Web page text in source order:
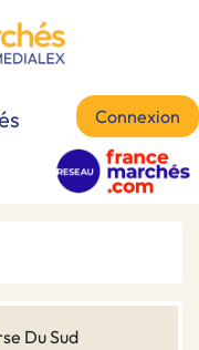
Connexion
Du Sud